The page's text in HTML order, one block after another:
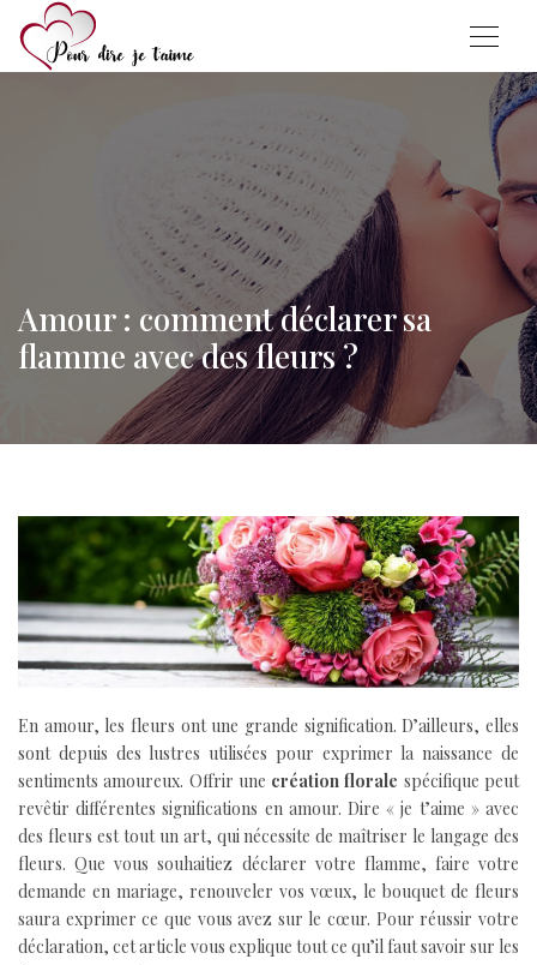
Amour : comment déclarer sa
flamme avec des fleurs ?
En amour, les fleurs ont une grande signification. D’ailleurs, elles
sont depuis des lustres utilisées pour exprimer la naissance de
sentiments amoureux. Offrir une création florale spécifique peut
revêtir différentes significations en amour. Dire « je t’aime » avec
des fleurs est tout un art, qui nécessite de maîtriser le langage des
fleurs. Que vous souhaitiez déclarer votre flamme, faire votre
demande en mariage, renouveler vos vœux, le bouquet de fleurs
saura exprimer ce que vous avez sur le cœur. Pour réussir votre
déclaration, cet article vous explique tout ce qu’il faut savoir sur les